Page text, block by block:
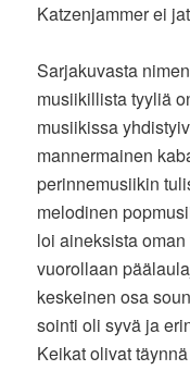
Katzenjammer ei
Sarjakuvasta
musiikillista tyyliä
musiikissa
mannermainen
perinnemusiikin
melodinen
loi aineksista
vuorollaan
keskeinen osa
sointi oli syvä ja
Keikat olivat